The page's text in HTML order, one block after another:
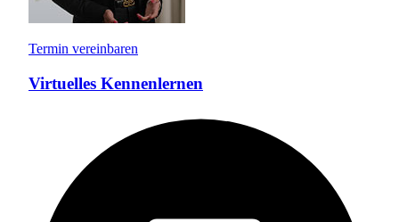
Termin vereinbaren
Virtuelles Kennenlernen